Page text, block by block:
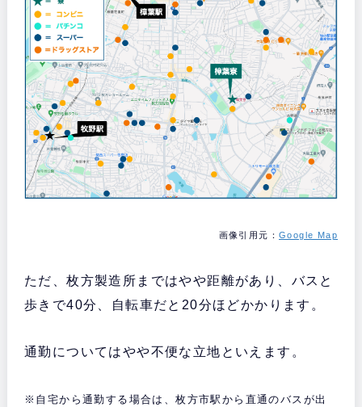
画像引用元：Google Map
ただ、枚方製造所まではやや距離があり、バスと
歩きで40分、自転車だと20分ほどかかります。
通勤についてはやや不便な立地といえます。
※自宅から通勤する場合は、枚方市駅から直通のバスが出